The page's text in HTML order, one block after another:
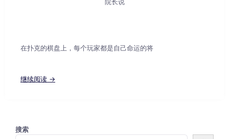
院长说
在扑克的棋盘上，每个玩家都是自己命运的将
继续阅读 →
搜索